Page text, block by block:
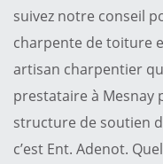
suivez notre conseil
charpente de toiture
artisan charpentier
prestataire à Mesnay
structure de soutien
c’est Ent. Adenot.